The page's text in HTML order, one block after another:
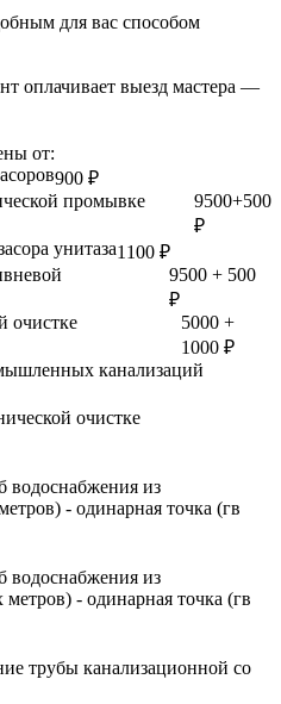
для вас способом
оплачивает выезд мастера —
от:
900 ₽
промывке
9500+500
₽
унитаза1100 ₽
9500 + 500
₽
очистке
5000 +
1000 ₽
канализаций
очистке
водоснабжения из
- одинарная точка (гв
водоснабжения из
метров) - одинарная точка (гв
трубы канализационной со